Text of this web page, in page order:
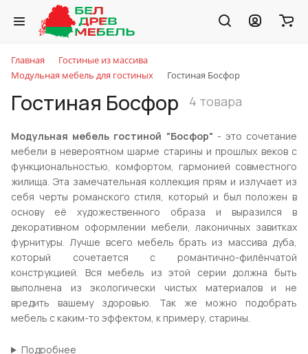
Главная
Гостиные из массива
Модульная мебель для гостиных
Гостиная Босфор
Гостиная Босфор 4 товара
Модульная мебель гостиной "Босфор" - это сочетание
мебели в невероятном шарме старины и прошлых веков с
функциональностью, комфортом, гармонией совместного
жилища. Эта замечательная коллекция прям и излучает из
себя черты романского стиля, который и был положен в
основу её художественного образа и выразился в
декоративном оформлении мебели, лаконичных завитках
фурнитуры. Лучше всего мебель брать из массива дуба,
который сочетается с романтично-филёнчатой
конструкцией. Вся мебель из этой серии должна быть
выполнена из экологически чистых материалов и не
вредить вашему здоровью. Так же можно подобрать
мебель с каким-то эффектом, к примеру, старины.
Подробнее